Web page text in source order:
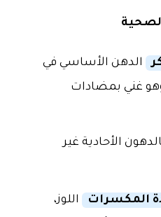
الدهن الأساسي في
غني بمضادات
الأحادية غير
المكسرات
اللوز،